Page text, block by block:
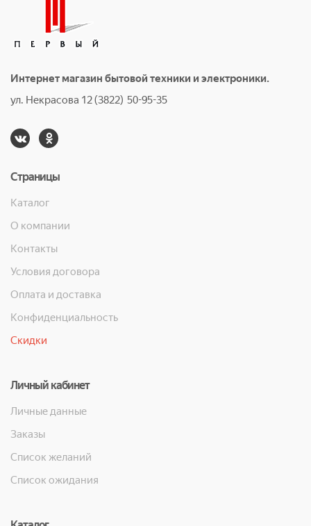
Интернет магазин бытовой техники и электроники.
ул. Некрасова 12 (3822) 50-95-35
Страницы
Каталог
О компании
Контакты
Условия договора
Оплата и доставка
Конфиденциальность
Скидки
Личный кабинет
Личные данные
Заказы
Список желаний
Список ожидания